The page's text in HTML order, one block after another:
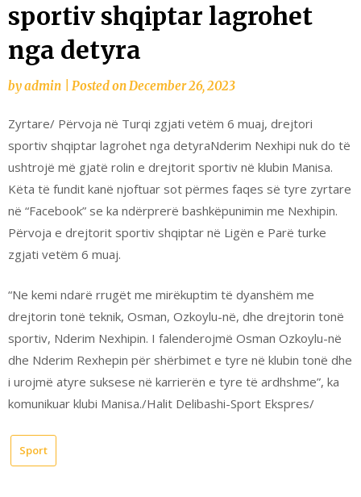
sportiv shqiptar lagrohet
nga detyra
byadmin Posted onDecember 26, 2023
Zyrtare/ Përvoja në Turqi zgjati vetëm 6 muaj, drejtori
sportiv shqiptar lagrohet nga detyraNderim Nexhipi nuk do të
ushtrojë më gjatë rolin e drejtorit sportiv në klubin Manisa.
Këta të fundit kanë njoftuar sot përmes faqes së tyre zyrtare
në “Facebook” se ka ndërprerë bashkëpunimin me Nexhipin.
Përvoja e drejtorit sportiv shqiptar në Ligën e Parë turke
zgjati vetëm 6 muaj.
“Ne kemi ndarë rrugët me mirëkuptim të dyanshëm me
drejtorin tonë teknik, Osman, Ozkoylu-në, dhe drejtorin tonë
sportiv, Nderim Nexhipin. I falenderojmë Osman Ozkoylu-në
dhe Nderim Rexhepin për shërbimet e tyre në klubin tonë dhe
i urojmë atyre suksese në karrierën e tyre të ardhshme”, ka
komunikuar klubi Manisa./Halit Delibashi-Sport Ekspres/
Sport